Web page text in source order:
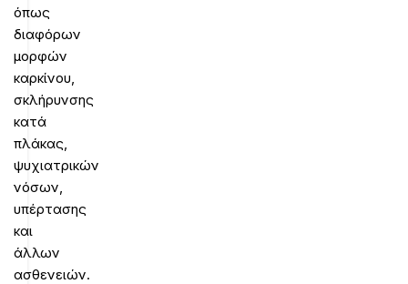
όπως
διαφόρων
μορφών
καρκίνου,
σκλήρυνσης
κατά
πλάκας,
ψυχιατρικών
νόσων,
υπέρτασης
και
άλλων
ασθενειών.